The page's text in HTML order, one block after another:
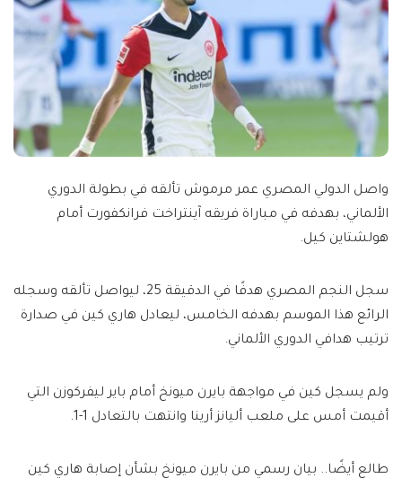
واصل الدولي المصري عمر مرموش تألقه في بطولة الدوري
الألماني، بهدفه في مباراة فريقه آينتراخت فرانكفورت أمام
هولشتاين كيل.
سجل النجم المصري هدفًا في الدقيقة 25، ليواصل تألقه وسجله
الرائع هذا الموسم بهدفه الخامس، ليعادل هاري كين في صدارة
ترتيب هدافي الدوري الألماني.
ولم يسجل كين في مواجهة بايرن ميونخ أمام باير ليفركوزن التي
أقيمت أمس على ملعب أليانز أرينا وانتهت بالتعادل 1-1.
طالع أيضًا.. بيان رسمي من بايرن ميونخ بشأن إصابة هاري كين